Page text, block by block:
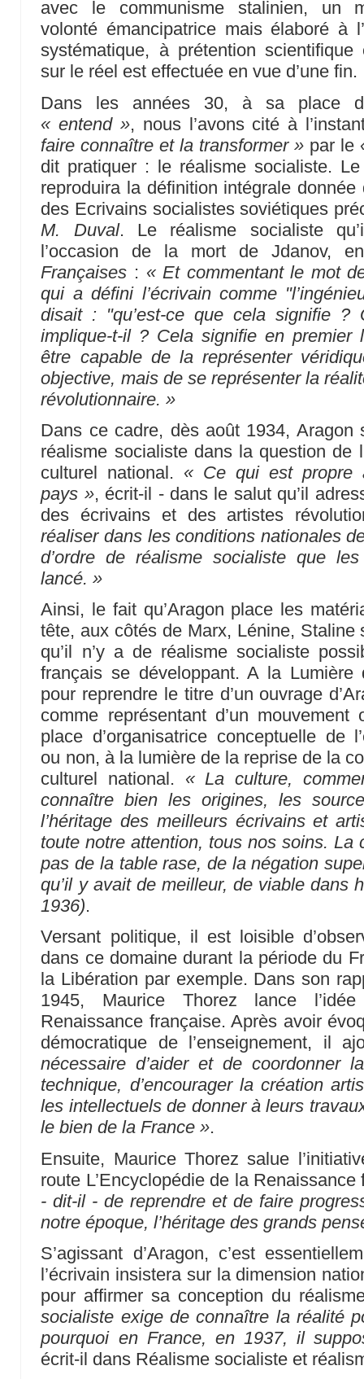
avec le communisme stalinien, un
volonté émancipatrice mais élaboré à
systématique, à prétention scientifique
sur le réel est effectuée en vue d’une fin.
Dans les années 30, à sa place
« entend », nous l’avons cité à
faire connaître et la transformer »par le
dit pratiquer : le réalisme socialiste.
reproduira la définition intégrale donnée
des Ecrivains socialistes soviétiques
M. Duval. Le réalisme socialiste
l’occasion de la mort de Jdanov,
Françaises : « Et commentant le mot
qui a défini l’écrivain comme
disait : "qu’est-ce que cela signifie ?
implique-t-il ? Cela signifie en premier
être capable de la représenter
objective, mais de se représenter la
révolutionnaire. »
Dans ce cadre, dès août 1934, Aragon
réalisme socialiste dans la question de
culturel national. « Ce qui est propre
pays », écrit-il - dans le salut qu’il
des écrivains et des artistes
réaliser dans les conditions nationales
d’ordre de réalisme socialiste que
lancé. »
Ainsi, le fait qu’Aragon place les
tête, aux côtés de Marx, Lénine, Staline
qu’il n’y a de réalisme socialiste
français se développant. A la Lumière
pour reprendre le titre d’un ouvrage
comme représentant d’un
place d’organisatrice conceptuelle de
ou non, à la lumière de la reprise de la
culturel national. « La culture,
connaître bien les origines, les
l’héritage des meilleurs écrivains et
toute notre attention, tous nos soins. La
pas de la table rase, de la négation
qu’il y avait de meilleur, de viable dans
1936).
Versant politique, il est loisible
dans ce domaine durant la période du
la Libération par exemple. Dans son
1945, Maurice Thorez lance l’idée
Renaissance française. Après avoir
démocratique de l’enseignement, il
nécessaire d’aider et de coordonner
technique, d’encourager la création
les intellectuels de donner à leurs
le bien de la France ».
Ensuite, Maurice Thorez salue
route L’Encyclopédie de la
- dit-il - de reprendre et de faire
notre époque, l’héritage des grands
S’agissant d’Aragon, c’est
l’écrivain insistera sur la dimension
pour affirmer sa conception du
socialiste exige de connaître la réalité
pourquoi en France, en 1937, il
écrit-il dans Réalisme socialiste et